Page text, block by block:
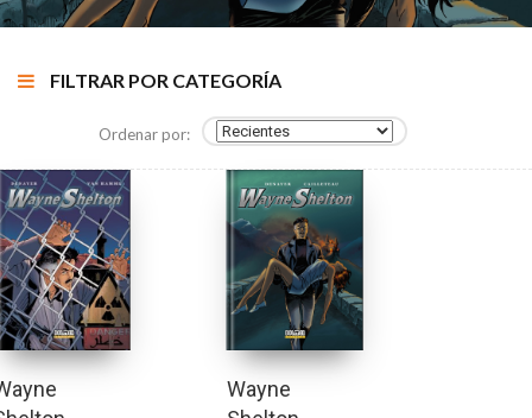
FILTRAR POR CATEGORÍA
Ordenar por:
Wayne